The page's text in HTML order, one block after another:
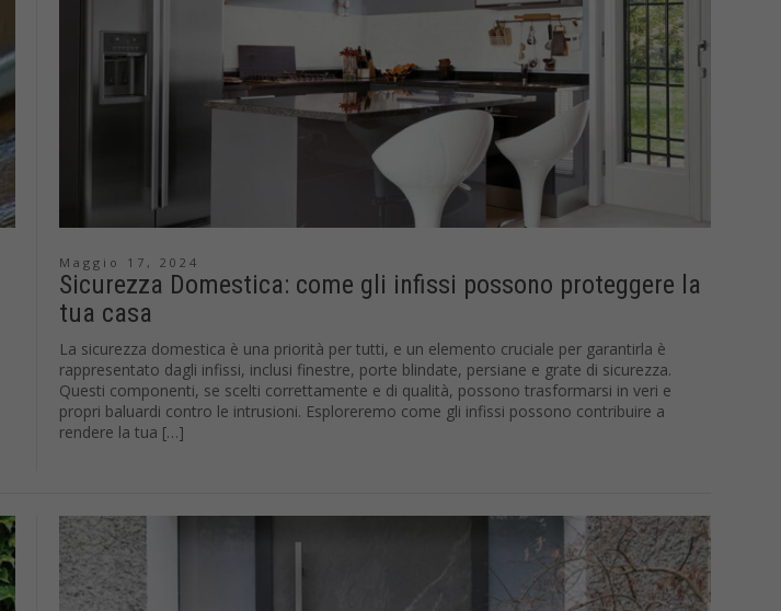
Maggio 17, 2024
Sicurezza Domestica: come gli infissi possono proteggere la
tua casa
La sicurezza domestica è una priorità per tutti, e un elemento cruciale per garantirla è
rappresentato dagli infissi, inclusi finestre, porte blindate, persiane e grate di sicurezza.
Questi componenti, se scelti correttamente e di qualità, possono trasformarsi in veri e
propri baluardi contro le intrusioni. Esploreremo come gli infissi possono contribuire a
rendere la tua […]